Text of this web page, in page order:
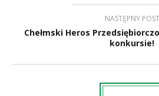
NASTĘPNY POST
Chełmski Heros
konkursie!